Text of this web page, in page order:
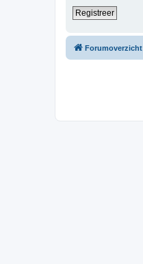
Registreer
Forumoverzicht